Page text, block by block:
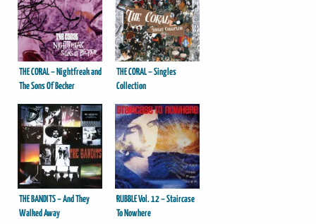
THE CORAL – Nightfreak and
The Sons Of Becker
THE CORAL – Singles
Collection
THE BANDITS – And They
Walked Away
RUBBLE Vol. 12 – Staircase
To Nowhere